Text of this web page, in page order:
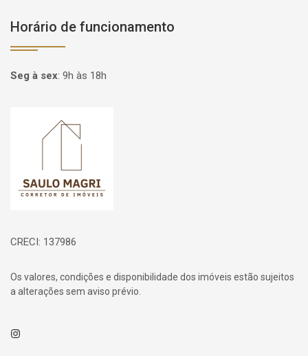
Horário de funcionamento
Seg à sex: 9h às 18h
Página inicial
CRECI: 137986
Os valores, condições e disponibilidade dos imóveis estão sujeitos
a alterações sem aviso prévio.
Instagram